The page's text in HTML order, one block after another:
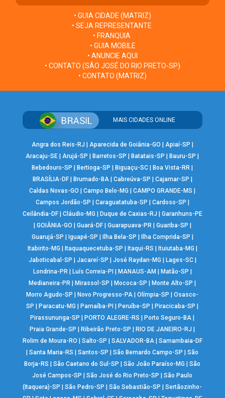
• GUIA CIDADE (MATRIZ)
• SEJA REPRESENTANTE
• FRANQUIA
• GUIA MOBILE
• ANUNCIE AQUI
• CONTATO (SÃO JOSÉ DO RIO PRETO-SP)
• CONTATO (MATRIZ)
MAIS CIDADES ONLINE
Angra dos Reis-RJ | Aparecida de Goiânia-GO | Apiaí-SP |
Aracaju-SE | Arujá-SP |Barretos-SP |Batatais-SP |Bauru-SP |
Bebedouro-SP |Bertioga-SP |Biguaçu-SC |Boa Vista-RR |
BRASÍLIA-DF| Brumado-BA| Cabreúva-SP | Cajamar-SP |
Caldas Novas-GO |Campo Belo-MG |CAMPO GRANDE-MS |
Campos Jordão-SP | Caraguatatuba-SP | Cardoso-SP |
Ceilândia-DF| Cláudio-MG | Duque de Caxias-RJ | Garanhuns-PE
| GOIÂNIA-GO | Guará-DF| Guarapuava-PR | Guariba-SP |
Guarujá-SP | Iguapé-SP | Ilha Bela-SP | Ilha Comprida-SP |
Itabirito-MG | Itaquaquecetuba-SP | Itaqui-RS | Ituiutaba-MG |
Jaboticabal-SP | Jacareí-SP | José Raydan-MG | Lages-SC|
Londrina-PR | Luís Correia-PI | MANAUS-AM | Matão-SP |
Medianeira-PR |Mirassol-SP |Mococa-SP |Monte Alto-SP |
Morro Agudo-SP |Novo Progresso-PA |Olímpia-SP |Osasco-
SP |Paracatu-MG |Parnaíba-PI |Peruíbe-SP |Piracicaba-SP |
Pirassununga-SP |PORTO ALEGRE-RS |Porto Seguro-BA |
Praia Grande-SP |Ribeirão Preto-SP |RIO DE JANEIRO-RJ |
Rolim de Moura-RO | Salto-SP | SALVADOR-BA| Samambaia-DF
|Santa Maria-RS |Santos-SP |São Bernardo Campo-SP |São
Borja-RS |São Caetano do Sul-SP |São João Paraíso-MG |São
José Campos-SP |São José do Rio Preto-SP |São Paulo
(Itaquera)-SP |São Pedro-SP |São Sebastião-SP |Sertãozinho-